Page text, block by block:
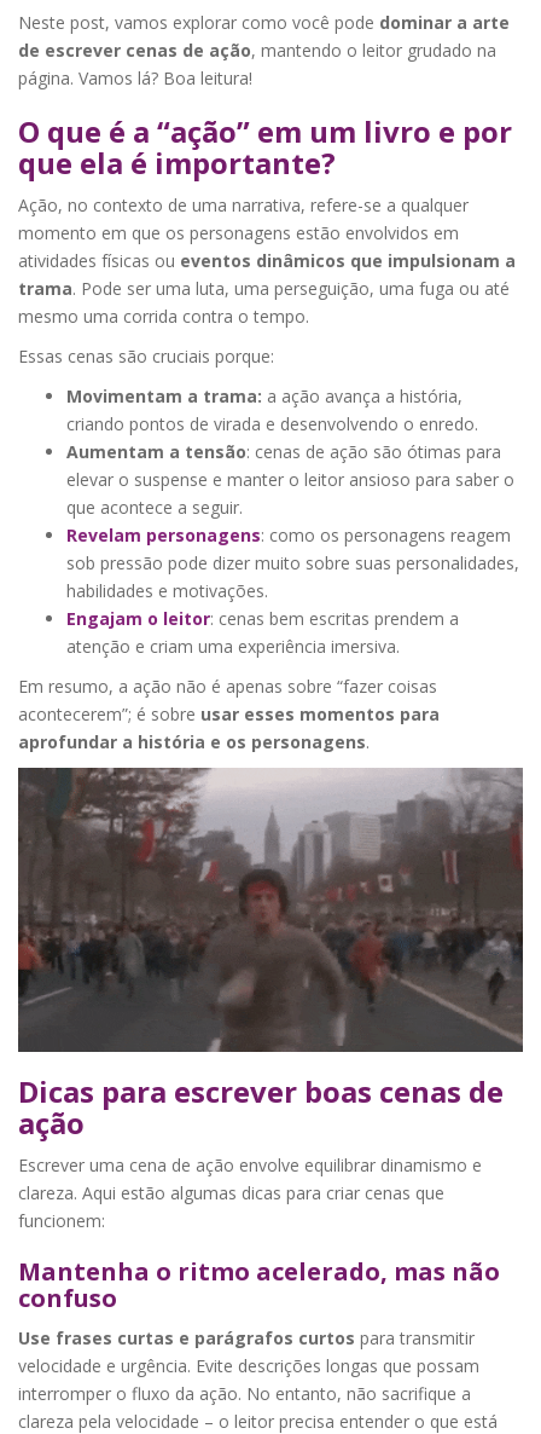
Neste post, vamos explorar como você pode dominar a arte
de escrever cenas de ação, mantendo o leitor grudado na
página. Vamos lá? Boa leitura!
O que é a “ação” em um livro e por
que ela é importante?
Ação, no contexto de uma narrativa, refere-se a qualquer
momento em que os personagens estão envolvidos em
atividades físicas ou eventos dinâmicos que impulsionam a
trama. Pode ser uma luta, uma perseguição, uma fuga ou até
mesmo uma corrida contra o tempo.
Essas cenas são cruciais porque:
Movimentam a trama: a ação avança a história,
criando pontos de virada e desenvolvendo o enredo.
Aumentam a tensão: cenas de ação são ótimas para
elevar o suspense e manter o leitor ansioso para saber o
que acontece a seguir.
Revelam personagens: como os personagens reagem
sob pressão pode dizer muito sobre suas personalidades,
habilidades e motivações.
Engajam o leitor: cenas bem escritas prendem a
atenção e criam uma experiência imersiva.
Em resumo, a ação não é apenas sobre “fazer coisas
acontecerem”; é sobre usar esses momentos para
aprofundar a história e os personagens.
Dicas para escrever boas cenas de
ação
Escrever uma cena de ação envolve equilibrar dinamismo e
clareza. Aqui estão algumas dicas para criar cenas que
funcionem:
Mantenha o ritmo acelerado, mas não
confuso
Use frases curtas e parágrafos curtos para transmitir
velocidade e urgência. Evite descrições longas que possam
interromper o fluxo da ação. No entanto, não sacrifique a
clareza pela velocidade – o leitor precisa entender o que está